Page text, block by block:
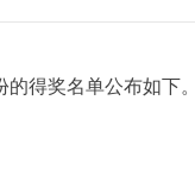
得奖名单公布如下。